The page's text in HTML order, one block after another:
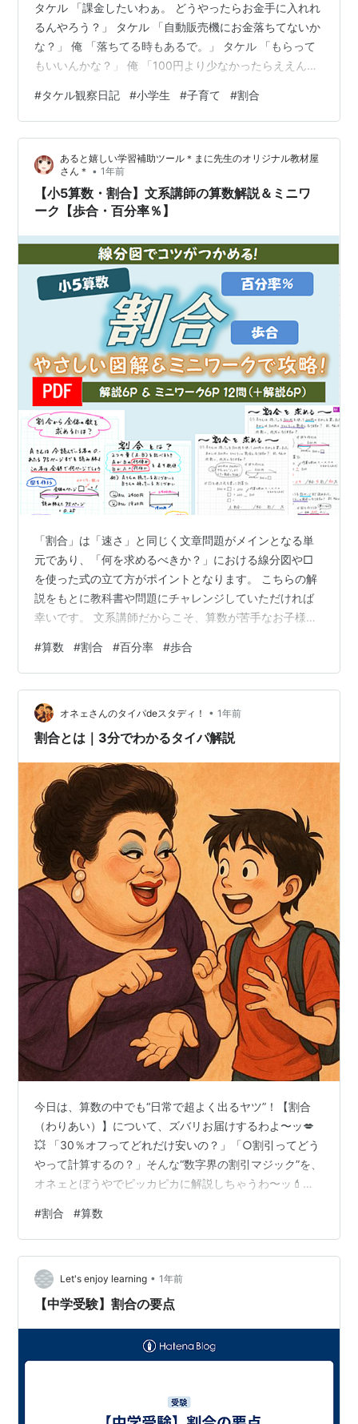
タケル 「課金したいわぁ。 どうやったらお金手に入れれ
るんやろう？」 タケル 「自動販売機にお金落ちてないか
な？」 俺 「落ちてる時もあるで。」 タケル 「もらって
もいいんかな？」 俺 「100円より少なかったらええんち
「でも500円はあかんのか。 そしたら1000円もかぁ。」
俺 「500円とか1000円は、 警察に届けなあかんな。」
タケル 「それはそうやろな。」 --- 俺 「でもな、届けた
ら 1割の権利を主張できるで。」 するとタケルが、 少し
考えてから言った。 タケル 「…
#タケル観察日記 #小学生 #子育て #割合
あると嬉しい学習補助ツール＊まに先生のオリジナル教材屋
さん＊ • 1年前
【小5算数・割合】文系講師の算数解説＆ミニワ
ーク【歩合・百分率％】
「割合」は「速さ」と同じく文章問題がメインとなる単
元であり、「何を求めるべきか？」における線分図や□
を使った式の立て方がポイントとなります。 こちらの解
説をもとに教科書や問題にチャレンジしていただければ
幸いです。 文系講師だからこそ、算数が苦手なお子様の
想いから生まれたオリジナル教材です。 大人の脳トレに
もなりますので、保護者様も是非お子様とご一緒にお楽
しみいただけますと嬉しいです。 ＊＊＊＊＊商品内容＊
＊＊＊＊ 解説 6P ミニワーク 6P 解答 6P 【解説】 ・
「割合」とは？ ・割合＝歩合＝百分率 ・日常生活で使え
#算数 #割合 #百分率 #歩合
オネェさんのタイパdeスタディ！ • 1年前
割合とは｜3分でわかるタイパ解説
今日は、算数の中でも“日常で超よく出るヤツ”！【割合
（わりあい）】について、ズバリお届けするわよ〜ッ💋
💥 「30％オフってどれだけ安いの？」「○割引ってどう
やって計算するの？」そんな“数字界の割引マジック”を、
オネェとぼうやでピッカピカに解説しちゃうわ〜ッ💄🎁
うこと？」「％（パーセント）って？」 そんな“比べるた
めの便利ツール”を、生活の例と一緒にわかりやすく紹介
するわよ〜ッ📘✨ 算数の図鑑: 小学生のうちに伸ばしたい
数&図形センスをみがく (子供の科学ビジュアル図鑑) 👦
「オネェさん！お母さんが『今日は2割引だったのよ！』
#割合 #算数
Let's enjoy learning • 1年前
【中学受験】割合の要点